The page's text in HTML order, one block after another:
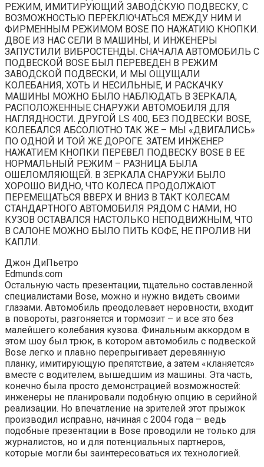
РЕЖИМ, ИМИТИРУЮЩИЙ ЗАВОДСКУЮ ПОДВЕСКУ, С
ВОЗМОЖНОСТЬЮ ПЕРЕКЛЮЧАТЬСЯ МЕЖДУ НИМ И
ФИРМЕННЫМ РЕЖИМОМ BOSE ПО НАЖАТИЮ КНОПКИ.
ДВОЕ ИЗ НАС СЕЛИ В МАШИНЫ, И ИНЖЕНЕРЫ
ЗАПУСТИЛИ ВИБРОСТЕНДЫ. СНАЧАЛА АВТОМОБИЛЬ С
ПОДВЕСКОЙ BOSE БЫЛ ПЕРЕВЕДЕН В РЕЖИМ
ЗАВОДСКОЙ ПОДВЕСКИ, И МЫ ОЩУЩАЛИ
КОЛЕБАНИЯ, ХОТЬ И НЕСИЛЬНЫЕ, И РАСКАЧКУ
МАШИНЫ МОЖНО БЫЛО НАБЛЮДАТЬ В ЗЕРКАЛА,
РАСПОЛОЖЕННЫЕ СНАРУЖИ АВТОМОБИЛЯ ДЛЯ
НАГЛЯДНОСТИ. ДРУГОЙ LS 400, БЕЗ ПОДВЕСКИ BOSE,
КОЛЕБАЛСЯ АБСОЛЮТНО ТАК ЖЕ – МЫ «ДВИГАЛИСЬ»
ПО ОДНОЙ И ТОЙ ЖЕ ДОРОГЕ. ЗАТЕМ ИНЖЕНЕР
НАЖАТИЕМ КНОПКИ ПЕРЕВЕЛ ПОДВЕСКУ BOSE В ЕЕ
НОРМАЛЬНЫЙ РЕЖИМ – РАЗНИЦА БЫЛА
ОШЕЛОМЛЯЮЩЕЙ. В ЗЕРКАЛА СНАРУЖИ БЫЛО
ХОРОШО ВИДНО, ЧТО КОЛЕСА ПРОДОЛЖАЮТ
ПЕРЕМЕЩАТЬСЯ ВВЕРХ И ВНИЗ В ТАКТ КОЛЕСАМ
СТАНДАРТНОГО АВТОМОБИЛЯ РЯДОМ С НАМИ, НО
КУЗОВ ОСТАВАЛСЯ НАСТОЛЬКО НЕПОДВИЖНЫМ, ЧТО
В САЛОНЕ МОЖНО БЫЛО ПИТЬ КОФЕ, НЕ ПРОЛИВ НИ
КАПЛИ.
Джон ДиПьетро
Edmunds.com
Остальную часть презентации, тщательно составленной
специалистами Bose, можно и нужно видеть своими
глазами. Автомобиль преодолевает неровности, входит
в повороты, разгоняется и тормозит – и все это без
малейшего колебания кузова. Финальным аккордом в
этом шоу был трюк, в котором автомобиль с подвеской
Bose легко и плавно перепрыгивает деревянную
планку, имитирующую препятствие, а затем «кланяется»
вместе с водителем, вышедшим из машины. Эта часть,
конечно была просто демонстрацией возможностей:
инженеры не планировали подобную опцию в серийной
реализации. Но впечатление на зрителей этот прыжок
производил исправно, начиная с 2004 года – ведь
подобные презентации в Bose проводили не только для
журналистов, но и для потенциальных партнеров,
которые могли бы заинтересоваться их технологией.